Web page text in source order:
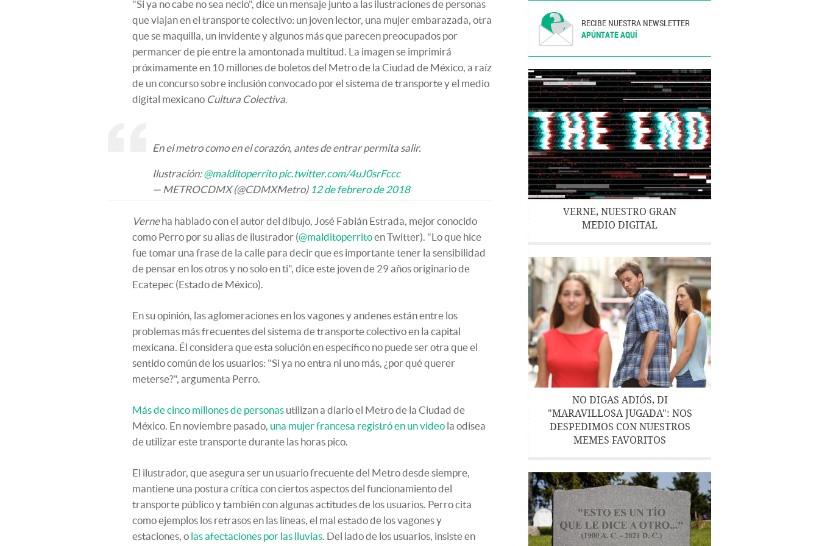
"Si ya no cabe no sea necio", dice un mensaje junto a las ilustraciones de personas
que viajan en el transporte colectivo: un joven lector, una mujer embarazada, otra
que se maquilla, un invidente y algunos más que parecen preocupados por
permancer de pie entre la amontonada multitud. La imagen se imprimirá
próximamente en 10 millones de boletos del Metro de la Ciudad de México, a raíz
de un concurso sobre inclusión convocado por el sistema de transporte y el medio
digital mexicano Cultura Colectiva.
En el metro como en el corazón, antes de entrar permita salir.
Ilustración:@malditoperrito pic.twitter.com/4uJ0srFccc
— METROCDMX (@CDMXMetro) 12 de febrero de 2018
Verneha hablado con el autor del dibujo, José Fabián Estrada, mejor conocido
como Perro por su alias de ilustrador (@malditoperritoen Twitter). "Lo que hice
fue tomar una frase de la calle para decir que es importante tener la sensibilidad
de pensar en los otros y no solo en ti", dice este joven de 29 años originario de
Ecatepec (Estado de México).
En su opinión, las aglomeraciones en los vagones y andenes están entre los
problemas más frecuentes del sistema de transporte colectivo en la capital
mexicana. Él considera que esta solución en específico no puede ser otra que el
sentido común de los usuarios: "Si ya no entra ni uno más, ¿por qué querer
meterse?", argumenta Perro.
Más de cinco millones de personas utilizan a diario el Metro de la Ciudad de
México. En noviembre pasado, una mujer francesa registró en un video la odisea
de utilizar este transporte durante las horas pico.
El ilustrador, que asegura ser un usuario frecuente del Metro desde siempre,
mantiene una postura crítica con ciertos aspectos del funcionamiento del
transporte público y también con algunas actitudes de los usuarios. Perro cita
como ejemplos los retrasos en las líneas, el mal estado de los vagones y
estaciones, o las afectaciones por las lluvias. Del lado de los usuarios, insiste en
RECIBE NUESTRA NEWSLETTER
APÚNTATE AQUÍ
VERNE, NUESTRO GRAN
MEDIO DIGITAL
NO DIGAS ADIÓS, DI
"MARAVILLOSA JUGADA": NOS
DESPEDIMOS CON NUESTROS
MEMES FAVORITOS